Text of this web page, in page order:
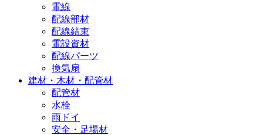
電線
配線部材
配線結束
電設資材
配線パーツ
換気扇
建材・木材・配管材
配管材
水栓
雨ドイ
安全・足場材